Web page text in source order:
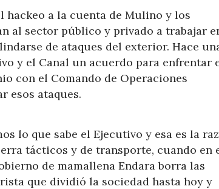
hackeo a la cuenta de Mulino y los
al sector público y privado a trabajar
de ataques del exterior. Hace
y el Canal un acuerdo para enfrentar
con el Comando de Operaciones
esos ataques.
lo que sabe el Ejecutivo y esa es la
tácticos y de transporte, cuando en
de mamallena Endara borra las
que dividió la sociedad hasta hoy y